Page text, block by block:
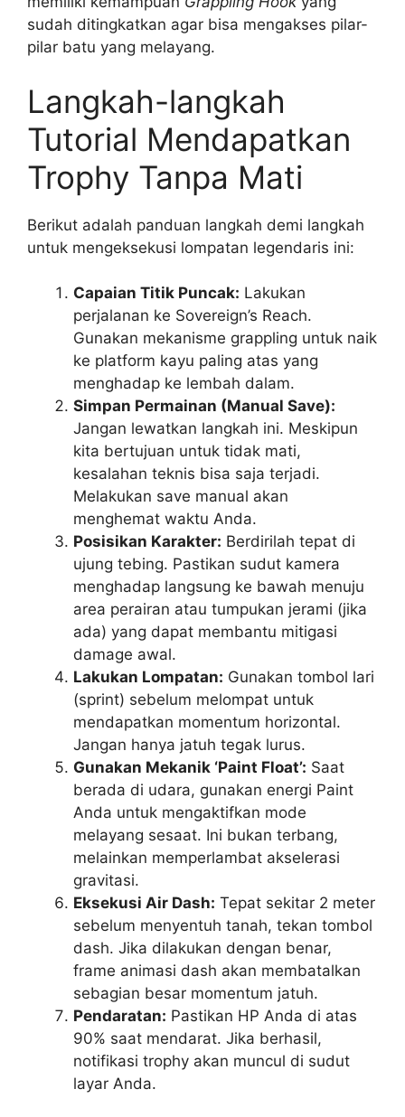
sudah ditingkatkan agar bisa mengakses pilar-
pilar batu yang melayang.
Langkah-langkah
Tutorial Mendapatkan
Trophy Tanpa Mati
Berikut adalah panduan langkah demi langkah
untuk mengeksekusi lompatan legendaris ini:
Capaian Titik Puncak: Lakukan
perjalanan ke Sovereign’s Reach.
Gunakan mekanisme grappling untuk naik
ke platform kayu paling atas yang
menghadap ke lembah dalam.
Simpan Permainan (Manual Save):
Jangan lewatkan langkah ini. Meskipun
kita bertujuan untuk tidak mati,
kesalahan teknis bisa saja terjadi.
Melakukan save manual akan
menghemat waktu Anda.
Posisikan Karakter: Berdirilah tepat di
ujung tebing. Pastikan sudut kamera
menghadap langsung ke bawah menuju
area perairan atau tumpukan jerami (jika
ada) yang dapat membantu mitigasi
damage awal.
Lakukan Lompatan: Gunakan tombol lari
(sprint) sebelum melompat untuk
mendapatkan momentum horizontal.
Jangan hanya jatuh tegak lurus.
Gunakan Mekanik ‘Paint Float’: Saat
berada di udara, gunakan energi Paint
Anda untuk mengaktifkan mode
melayang sesaat. Ini bukan terbang,
melainkan memperlambat akselerasi
gravitasi.
Eksekusi Air Dash: Tepat sekitar 2 meter
sebelum menyentuh tanah, tekan tombol
dash. Jika dilakukan dengan benar,
frame animasi dash akan membatalkan
sebagian besar momentum jatuh.
Pendaratan: Pastikan HP Anda di atas
90% saat mendarat. Jika berhasil,
notifikasi trophy akan muncul di sudut
layar Anda.